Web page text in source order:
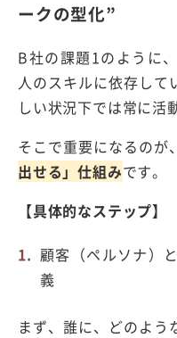
ークの型化”
B社の課題1のように
人のスキルに依存して
しい状況下では常に活
そこで重要になるのが、
出せる」仕組みです。
【具体的なステップ】
顧客（ペルソナ）
義
まず、誰に、どのよう